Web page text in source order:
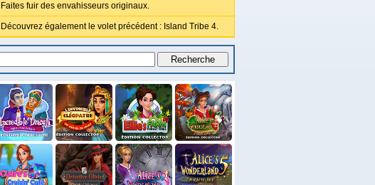
Faites fuir des envahisseurs originaux.
Découvrez également le volet précédent : Island Tribe 4.